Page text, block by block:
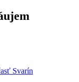
Svarín